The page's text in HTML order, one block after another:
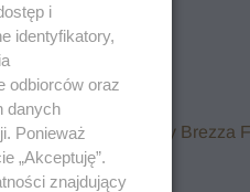
i zawalcz o Baby Brezza
i
identyfikatory,
odbiorców oraz
danych
Ponieważ
„Akceptuję”.
znajdujący